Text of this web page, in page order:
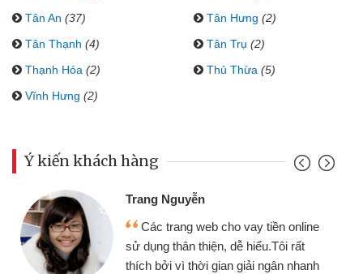
Tân An (37) Tân Hưng (2)
Tân Thạnh (4) Tân Trụ (2)
Thạnh Hóa (2) Thủ Thừa (5)
Vĩnh Hưng (2)
Ý kiến khách hàng
Trang Nguyễn
Các trang web cho vay tiền online
sử dụng thân thiện, dễ hiểu.Tôi rất
thích bởi vì thời gian giải ngân nhanh